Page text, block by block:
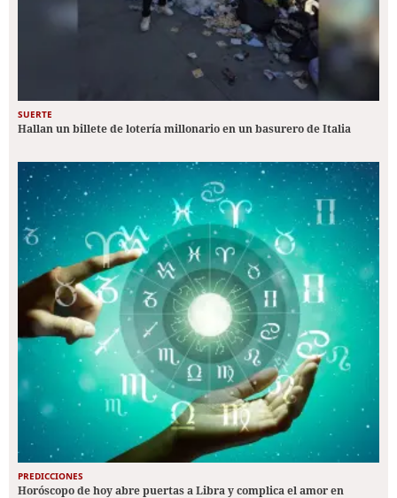
SUERTE
Hallan un billete de lotería millonario en un basurero de Italia
PREDICCIONES
Horóscopo de hoy abre puertas a Libra y complica el amor en